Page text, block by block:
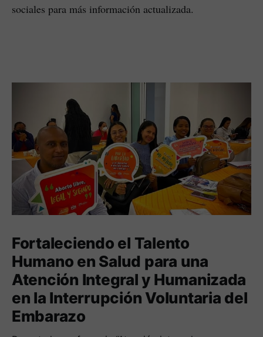
sociales para más información actualizada.
Fortaleciendo el Talento
Humano en Salud para una
Atención Integral y Humanizada
en la Interrupción Voluntaria del
Embarazo